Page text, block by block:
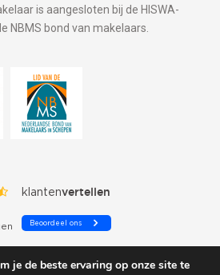
is aangesloten bij de HISWA-
NBMS bond van makelaars.
je de beste ervaring op onze site te